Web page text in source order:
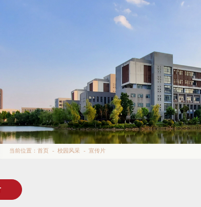
当前位置： 首页 - 校园风采 - 宣传片